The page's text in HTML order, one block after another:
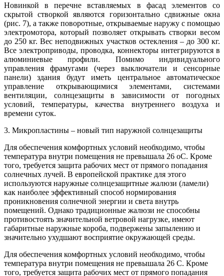
Новинкой в перечне вставляемых в фасад элементов со
скрытой створкой являются горизонтально сдвижные окна
(рис. 7), а также поворотные, открываемые наружу с помощью
электромотора, который позволяет открывать створки весом
до 250 кг. Вес неподвижных участков остекления – до 300 кг.
Все электроприводы, проводка, коннекторы интегрируются в
алюминиевые профили. Помимо индивидуального
управления фрамугами (через выключатели и сенсорные
панели) здания будут иметь центральное автоматическое
управление открывающимися элементами, системами
вентиляции, солнцезащиты в зависимости от погодных
условий, температуры, качества внутреннего воздуха и
времени суток.
3. Микропластины – новый тип наружной солнцезащиты
Для обеспечения комфортных условий необходимо, чтобы
температура внутри помещения не превышала 26 оС. Кроме
того, требуется защита рабочих мест от прямого попадания
солнечных лучей. В европейской практике для этого
используются наружные солнцезащитные жалюзи (ламели)
как наиболее эффективный способ нормирования
проникновения солнечной энергии и света внутрь
помещений. Однако традиционные жалюзи не способны
противостоять значительной ветровой нагрузке, имеют
габаритные наружные короба, подвержены запылению и
значительно ухудшают восприятие окружающей среды.
Для обеспечения комфортных условий необходимо, чтобы
температура внутри помещения не превышала 26 С. Кроме
того, требуется защита рабочих мест от прямого попадания